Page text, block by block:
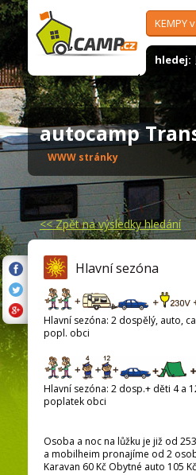
KEMPY
hledej:
autocamp
WWW stránky
<<Zpět na výsledky hledání
Hlavní sezóna
Hlavní sezóna: 2 dospělý, auto,
popl. obci
Hlavní sezóna: 2 dosp.+ děti 4 a
poplatek obci
Osoba a noc na lůžku je již od
a mobilheim pronajíme od 2
Karavan 60 Kč Obytné auto 105 Kč